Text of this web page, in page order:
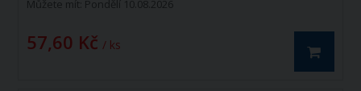
Můžete mít: Pondělí 10.08.2026
57,60 Kč / ks